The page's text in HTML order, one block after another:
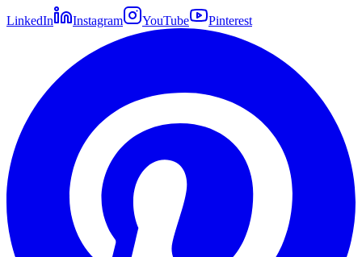
LinkedIn Instagram YouTube Pinterest